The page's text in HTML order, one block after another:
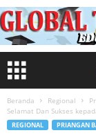
Beranda Regional
Selamat Dan Sukses
REGIONAL PRIANGAN